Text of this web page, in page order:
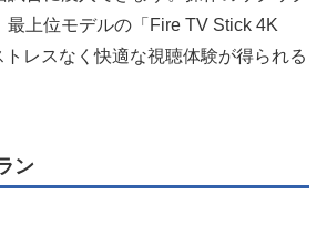
最上位モデルの「Fire TV Stick 4K
レスなく快適な視聴体験が得られる
ン